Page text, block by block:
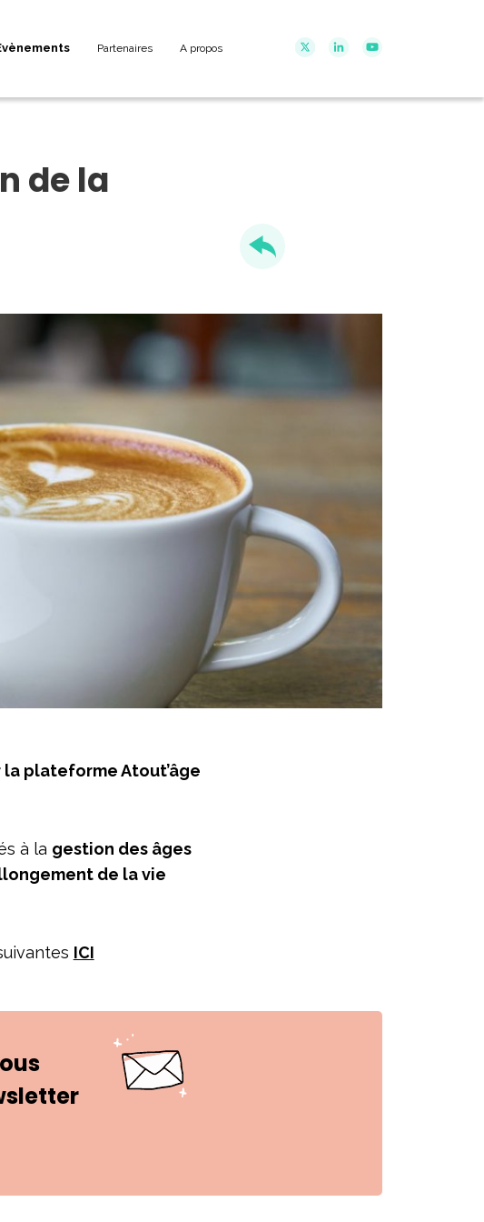
Partenaires A propos
de la
plateforme Atout’âge
à la gestion des âges
de la vie
ICI